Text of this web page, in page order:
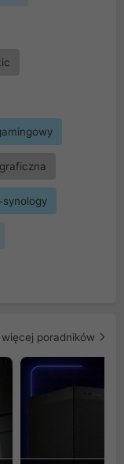
poradników